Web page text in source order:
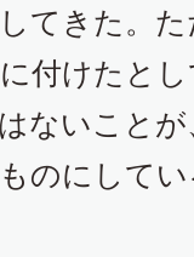
てきた。
付けたと
ないことが
のにして